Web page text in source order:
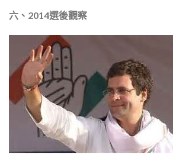
六、2014選後觀察